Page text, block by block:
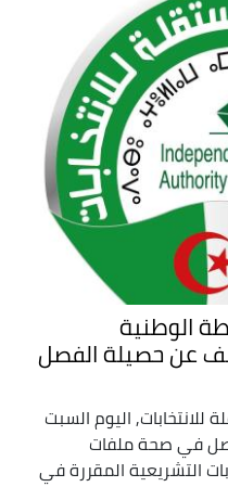
الوطنية
عن حصيلة الفصل
اليوم السبت
في صحة ملفات
التشريعية المقررة في